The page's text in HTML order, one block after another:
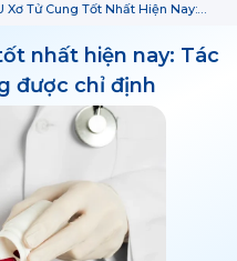
Xơ Tử Cung Tốt Nhất Hiện Nay:
nhất hiện nay: Tác
được chỉ định